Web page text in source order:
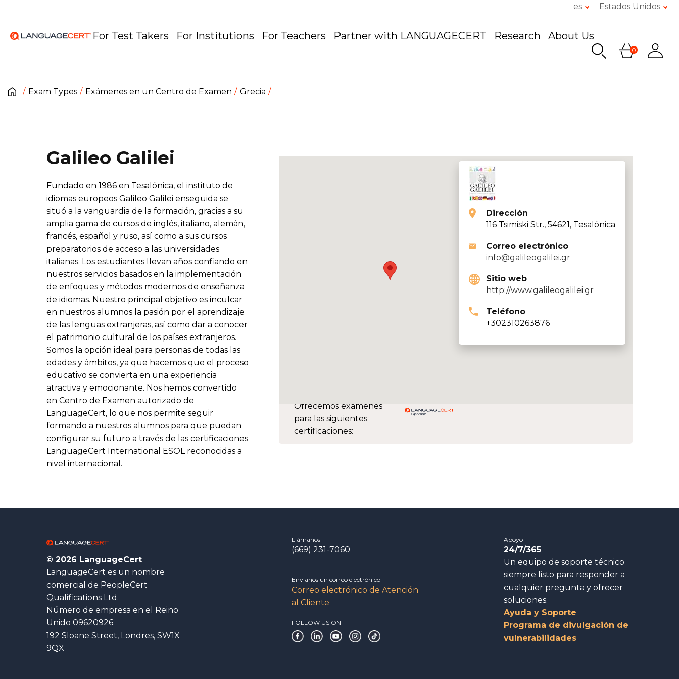
es Estados Unidos
For Test Takers For Institutions For Teachers Partner with LANGUAGECERT Research About Us
0
Exam Types Exámenes en un Centro de Examen Grecia
Ofrecemos exámenes
para las siguientes
certificaciones:
Dirección
116 Tsimiski Str., 54621, Tesalónica
Correo electrónico
info@galileogalilei.gr
Sitio web
http://www.galileogalilei.gr
Teléfono
+302310263876
Galileo Galilei
Fundado en 1986 en Tesalónica, el instituto de
idiomas europeos Galileo Galilei enseguida se
situó a la vanguardia de la formación, gracias a su
amplia gama de cursos de inglés, italiano, alemán,
francés, español y ruso, así como a sus cursos
preparatorios de acceso a las universidades
italianas. Los estudiantes llevan años confiando en
nuestros servicios basados en la implementación
de enfoques y métodos modernos de enseñanza
de idiomas. Nuestro principal objetivo es inculcar
en nuestros alumnos la pasión por el aprendizaje
de las lenguas extranjeras, así como dar a conocer
el patrimonio cultural de los países extranjeros.
Somos la opción ideal para personas de todas las
edades y ámbitos, ya que hacemos que el proceso
educativo se convierta en una experiencia
atractiva y emocionante. Nos hemos convertido
en Centro de Examen autorizado de
LanguageCert, lo que nos permite seguir
formando a nuestros alumnos para que puedan
configurar su futuro a través de las certificaciones
LanguageCert International ESOL reconocidas a
nivel internacional.
© 2026 LanguageCert
LanguageCert es un nombre
comercial de PeopleCert
Qualifications Ltd.
Número de empresa en el Reino
Unido 09620926.
192 Sloane Street, Londres, SW1X
9QX
Llámanos
(669) 231-7060
Envíanos un correo electrónico
Correo electrónico de Atención
al Cliente
FOLLOW US ON
Apoyo
24/7/365
Un equipo de soporte técnico
siempre listo para responder a
cualquier pregunta y ofrecer
soluciones.
Ayuda y Soporte
Programa de divulgación de
vulnerabilidades